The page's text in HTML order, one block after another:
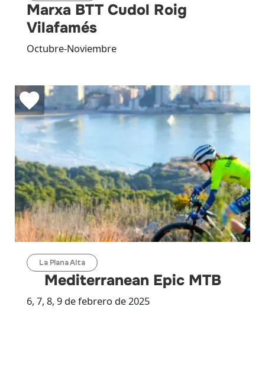
Marxa BTT Cudol Roig
Vilafamés
Octubre-Noviembre
La Plana Alta
Mediterranean Epic MTB
6, 7, 8, 9 de febrero de 2025